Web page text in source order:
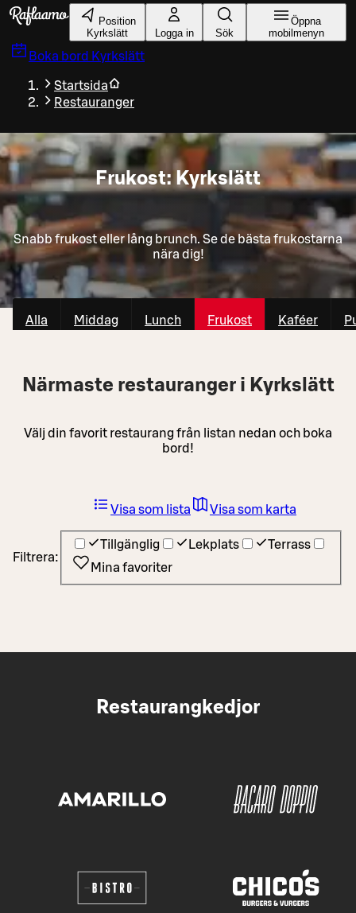
Gå till huvudinnehållet
Position
Kyrkslätt
Logga in Sök
Öppna
mobilmenyn
Boka bord Kyrkslätt
Startsida
Restauranger
Frukost: Kyrkslätt
Snabb frukost eller lång brunch. Se de bästa frukostarna
nära dig!
Alla Middag Lunch Frukost Kaféer
Närmaste restauranger i Kyrkslätt
Välj din favorit restaurang från listan nedan och boka
bord!
Filtrera:
Tillgänglig Lekplats
Terrass
Mina favoriter
Visa som lista Visa som karta
Restaurangkedjor